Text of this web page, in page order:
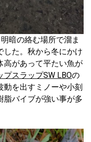
暗の絡む場所で溜ま
した。秋から冬にかけ
高があって平たい魚が
プスラップSW LBOの
動を出すミノーや小刻
脂バイブが強い事が多